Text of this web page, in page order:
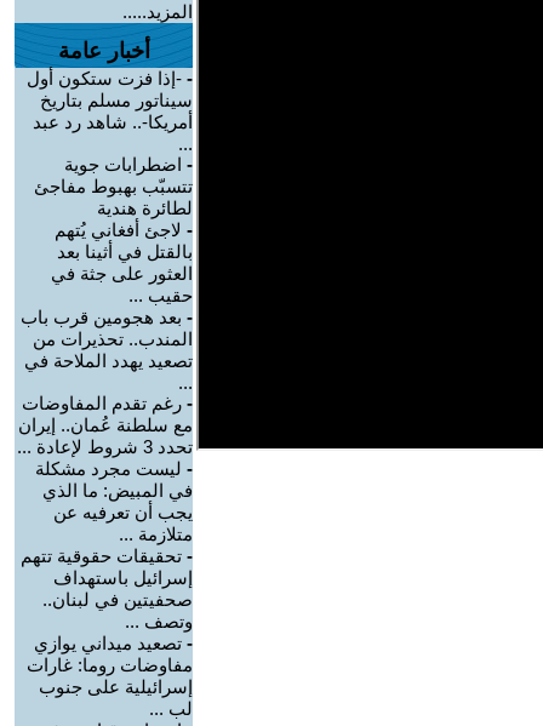
المزيد.....
أخبار عامة
- -إذا فزت ستكون أول
سيناتور مسلم بتاريخ
أمريكا-.. شاهد رد عبد
...
- اضطرابات جوية
تتسبّب بهبوط مفاجئ
لطائرة هندية
- لاجئ أفغاني يُتهم
بالقتل في أثينا بعد
العثور على جثة في
حقيب ...
- بعد هجومين قرب باب
المندب.. تحذيرات من
تصعيد يهدد الملاحة في
...
- رغم تقدم المفاوضات
مع سلطنة عُمان.. إيران
تحدد 3 شروط لإعادة ...
- ليست مجرد مشكلة
في المبيض: ما الذي
يجب أن تعرفيه عن
متلازمة ...
- تحقيقات حقوقية تتهم
إسرائيل باستهداف
صحفيتين في لبنان..
وتصف ...
- تصعيد ميداني يوازي
مفاوضات روما: غارات
إسرائيلية على جنوب
لب ...